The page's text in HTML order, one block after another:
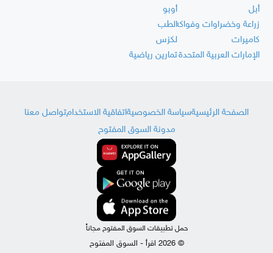
أبل
أوبو
زراعة وخضراوات وفواكهالطب
كاميرات
لكزس
الإمارات العربية المتحدةتمارين رياضية
الصفحة الرئيسيةسياسة الخصوصيةاتفاقية الاستخدامتواصل معنا
مدونة السوق المفتوح
حمل تطبيقات السوق المفتوح مجاناً
© 2026 اقرأ - السوق المفتوح